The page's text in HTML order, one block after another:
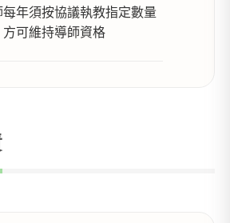
年須按協議執教指定數量
可維持導師資格